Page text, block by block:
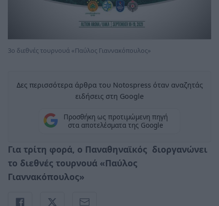
3ο διεθνές τουρνουά «Παύλος Γιαννακόπουλος»
Δες περισσότερα άρθρα του Notospress όταν αναζητάς
ειδήσεις στη Google
Προσθήκη ως προτιμώμενη πηγή
στα αποτελέσματα της Google
Για τρίτη φορά, ο Παναθηναϊκός διοργανώνει
το διεθνές τουρνουά «Παύλος
Γιαννακόπουλος»